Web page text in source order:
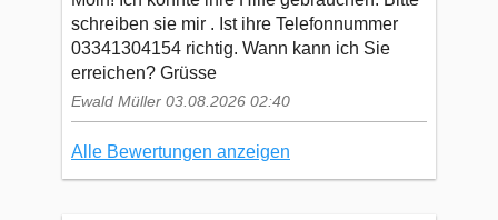
schreiben sie mir . Ist ihre Telefonnummer
03341304154 richtig. Wann kann ich Sie
erreichen? Grüsse
Ewald Müller 03.08.2026 02:40
Alle Bewertungen anzeigen